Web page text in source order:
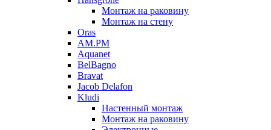
Монтаж на раковину
Монтаж на стену
Oras
AM.PM
Aquanet
BelBagno
Bravat
Jacob Delafon
Kludi
Настенный монтаж
Монтаж на раковину